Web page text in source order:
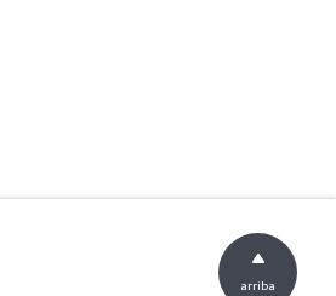
arriba